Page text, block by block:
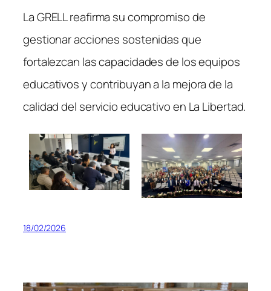
La GRELL reafirma su compromiso de
gestionar acciones sostenidas que
fortalezcan las capacidades de los equipos
educativos y contribuyan a la mejora de la
calidad del servicio educativo en La Libertad.
18/02/2026